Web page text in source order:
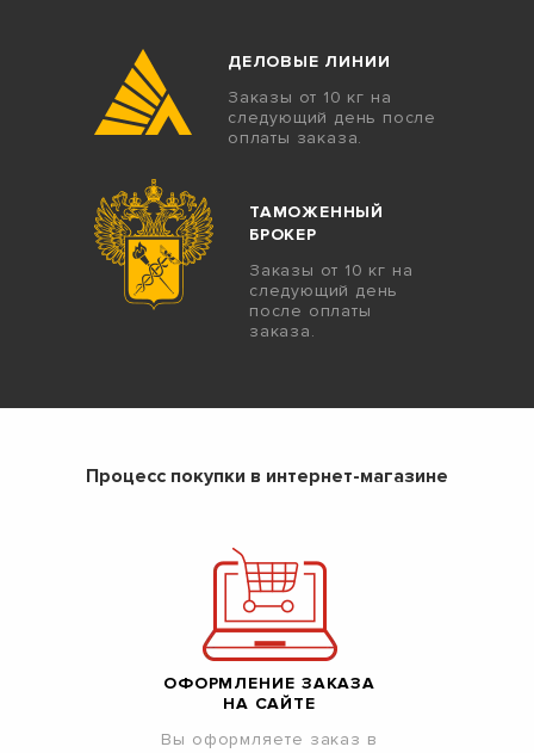
ДЕЛОВЫЕ ЛИНИИ
Заказы от 10 кг на
следующий день после
оплаты заказа.
ТАМОЖЕННЫЙ
БРОКЕР
Заказы от 10 кг на
следующий день
после оплаты
заказа.
Процесс покупки в интернет-магазине
ОФОРМЛЕНИЕ ЗАКАЗА
НА САЙТЕ
Вы оформляете заказ в